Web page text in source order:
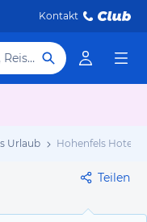
Kontakt
Hotel, Reiseziel
Urlaub Hohenfels Hotels
Teilen